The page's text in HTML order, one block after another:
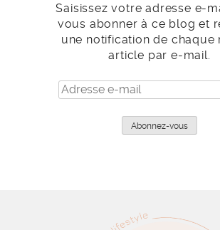
Saisissez votre adresse e-
vous abonner à ce blog et
une notification de chaque
article par e-mail.
Adresse
e-
Abonnez-vous